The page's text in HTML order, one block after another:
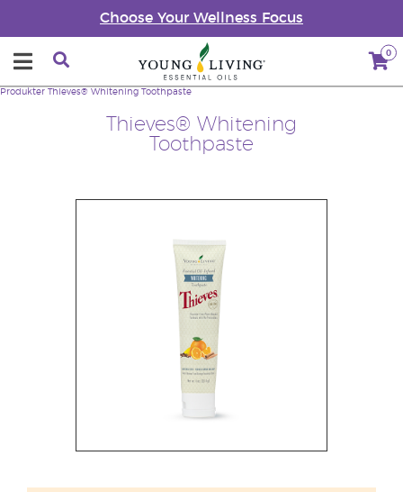
Choose Your Wellness Focus
0
Thieves® Whitening
Toothpaste
Produkter Thieves® Whitening Toothpaste